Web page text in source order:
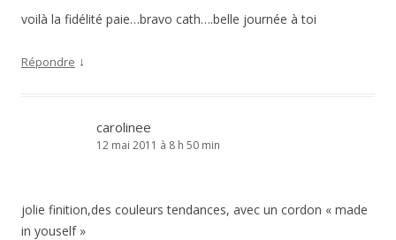
voilà la fidélité paie…bravo cath….belle journée à toi
Répondre ↓
carolinee
12 mai 2011 à 8 h 50 min
jolie finition,des couleurs tendances, avec un cordon « made
in youself »